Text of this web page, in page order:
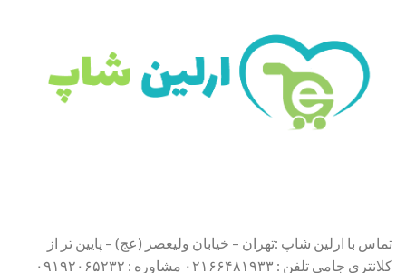
تماس با ارلین شاپ :تهران – خیابان ولیعصر (عج) – پایین تر از
کلانتری جامی تلفن : ۰۲۱۶۶۴۸۱۹۳۳ مشاوره : ۰۹۱۹۲۰۶۵۲۳۲